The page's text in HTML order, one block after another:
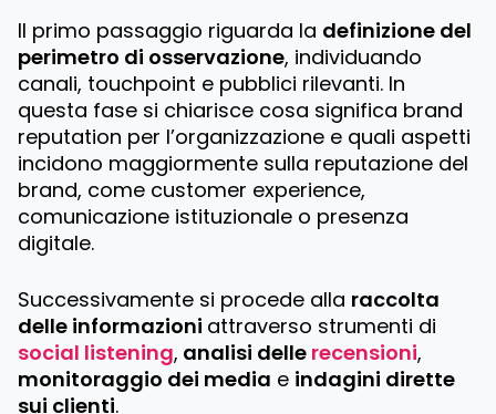
Il primo passaggio riguarda la definizione del
perimetro di osservazione, individuando
canali, touchpoint e pubblici rilevanti. In
questa fase si chiarisce cosa significa brand
reputation per l’organizzazione e quali aspetti
incidono maggiormente sulla reputazione del
brand, come customer experience,
comunicazione istituzionale o presenza
digitale.
Successivamente si procede alla raccolta
delle informazioni attraverso strumenti di
social listening, analisi delle recensioni,
monitoraggio dei media e indagini dirette
sui clienti.